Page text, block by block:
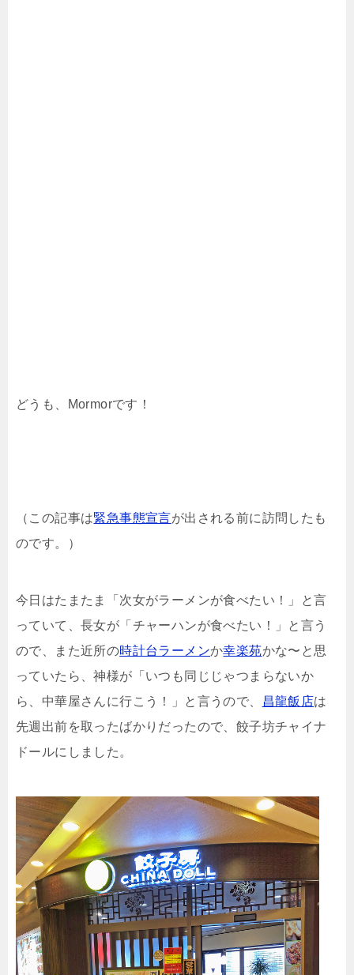
どうも、Mormorです！
（この記事は緊急事態宣言が出される前に訪問したも
のです。）
今日はたまたま「次女がラーメンが食べたい！」と言
っていて、長女が「チャーハンが食べたい！」と言う
ので、また近所の時計台ラーメンか幸楽苑かな〜と思
っていたら、神様が「いつも同じじゃつまらないか
ら、中華屋さんに行こう！」と言うので、
昌龍飯店は
先週出前を取ったばかりだったので、餃子坊チャイナ
ドールにしました。